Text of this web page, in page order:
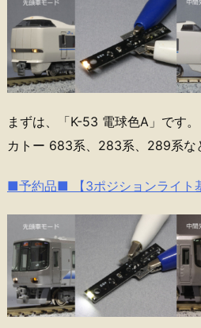
まずは、「K-53 電球色A」です。
カトー 683系、283系、289系な
■予約品■ 【3ポジションライト